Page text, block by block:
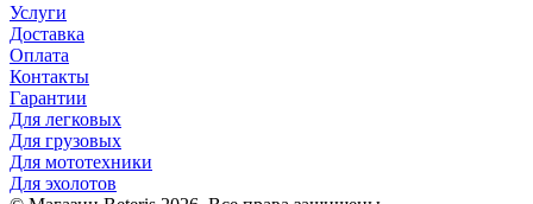
Услуги
Доставка
Оплата
Контакты
Гарантии
Для легковых
Для грузовых
Для мототехники
Для эхолотов